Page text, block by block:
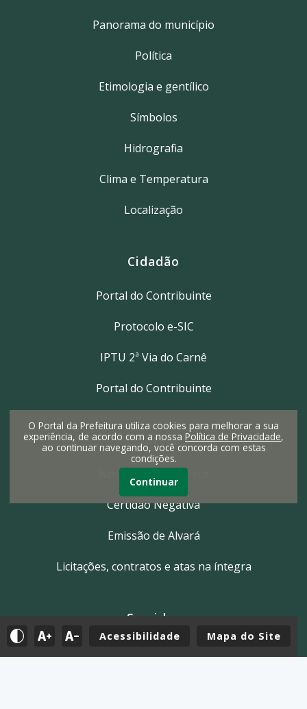
Acessibilidade Mapa do Site
Panorama do município
Política
Etimologia e gentílico
Símbolos
Hidrografia
Clima e Temperatura
Localização
Cidadão
Portal do Contribuinte
Protocolo e-SIC
IPTU 2ª Via do Carnê
Portal do Contribuinte
Empresa
Nota Fiscal Eletrônica
Certidão Negativa
Emissão de Alvará
Licitações, contratos e atas na íntegra
Servidor
O Portal da Prefeitura utiliza cookies para melhorar a sua
experiência, de acordo com a nossa Política de Privacidade,
ao continuar navegando, você concorda com estas
condições.
Continuar